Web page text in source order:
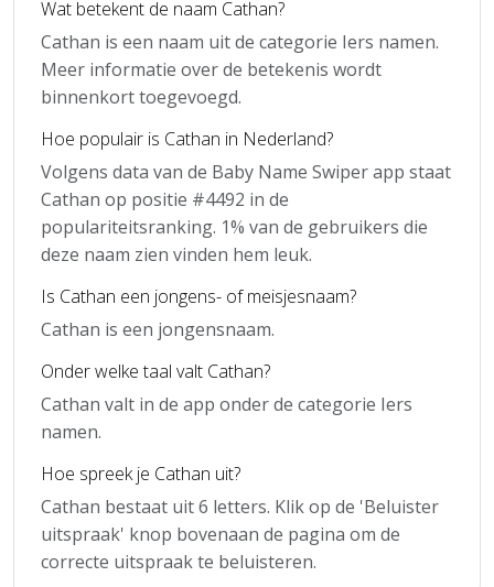
Wat betekent de naam Cathan?
Cathan is een naam uit de categorie Iers namen.
Meer informatie over de betekenis wordt
binnenkort toegevoegd.
Hoe populair is Cathan in Nederland?
Volgens data van de Baby Name Swiper app staat
Cathan op positie #4492 in de
populariteitsranking. 1% van de gebruikers die
deze naam zien vinden hem leuk.
Is Cathan een jongens- of meisjesnaam?
Cathan is een jongensnaam.
Onder welke taal valt Cathan?
Cathan valt in de app onder de categorie Iers
namen.
Hoe spreek je Cathan uit?
Cathan bestaat uit 6 letters. Klik op de 'Beluister
uitspraak' knop bovenaan de pagina om de
correcte uitspraak te beluisteren.